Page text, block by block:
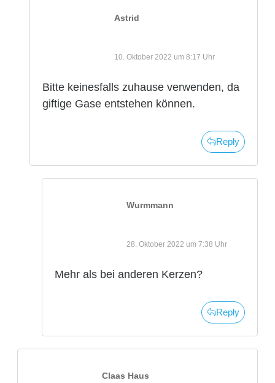
Astrid
10. Oktober 2022 um 8:17 Uhr
Bitte keinesfalls zuhause verwenden, da
giftige Gase entstehen können.
Reply
Wurmmann
28. Oktober 2022 um 7:38 Uhr
Mehr als bei anderen Kerzen?
Reply
Claas Haus